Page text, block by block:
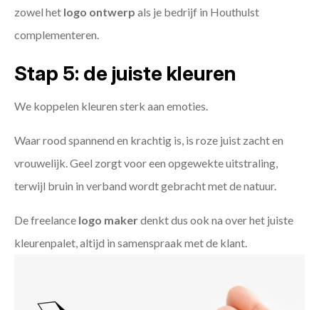
zowel het logo ontwerp als je bedrijf in Houthulst
complementeren.
Stap 5: de juiste kleuren
We koppelen kleuren sterk aan emoties.
Waar rood spannend en krachtig is, is roze juist zacht en
vrouwelijk. Geel zorgt voor een opgewekte uitstraling,
terwijl bruin in verband wordt gebracht met de natuur.
De freelance logo makerdenkt dus ook na over het juiste
kleurenpalet, altijd in samenspraak met de klant.